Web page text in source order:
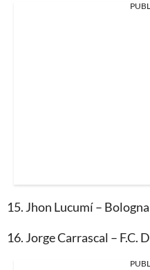
15.⁠ ⁠Jhon Lucumí – Bologna
16.⁠ ⁠Jorge Carrascal – F.C.